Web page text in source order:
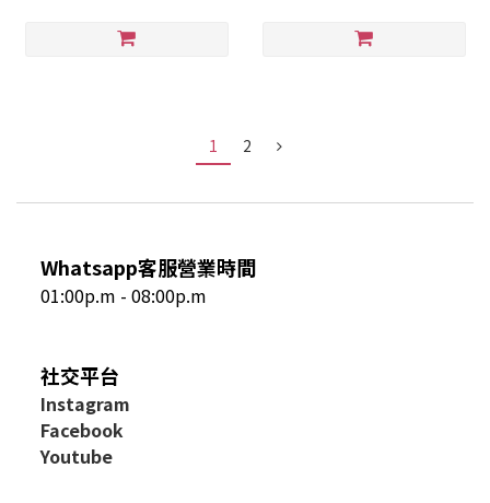
1 2
Whatsapp客服營業時間
01:00p.m - 08:00p.m
社交平台
Instagram
Facebook
Youtube